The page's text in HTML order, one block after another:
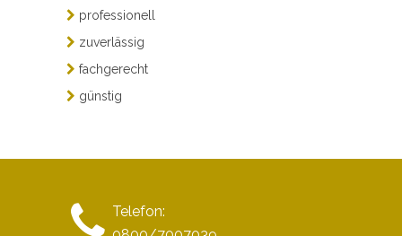
professionell
zuverlässig
fachgerecht
günstig
Telefon: